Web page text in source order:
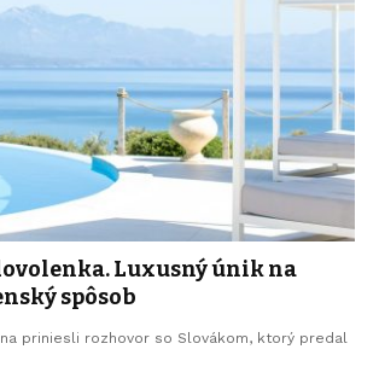
Luxusný únik na
spôsob
priniesli rozhovor so Slovákom, ktorý predal